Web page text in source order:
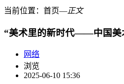
当前位置： 首页―正文
“美术里的新时代——中国美
网络
浏览
2025-06-10 15:36